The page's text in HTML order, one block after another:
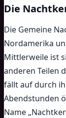
Die
Die Gemeine
Nordamerika
Mittlerweile ist
anderen Teilen
fällt auf durch
Abendstunden
Name